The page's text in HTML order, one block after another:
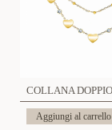
Aggiungi al carrello